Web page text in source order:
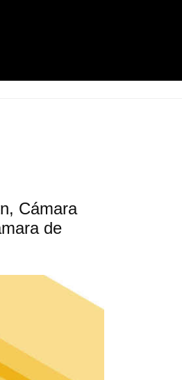
Cámara
de